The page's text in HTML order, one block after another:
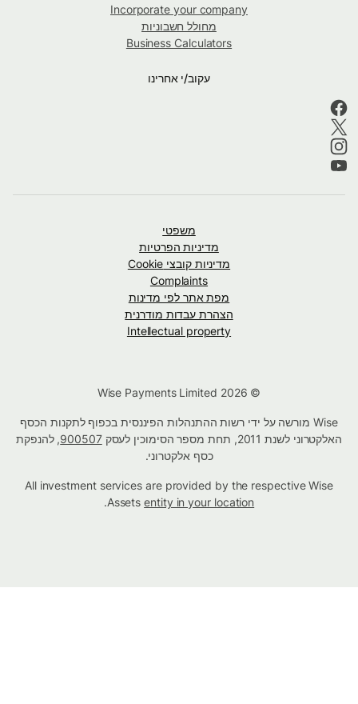
Incorporate your company
מחולל חשבוניות
Business Calculators
עקוב/י אחרינו
משפטי
מדיניות הפרטיות
מדיניות קובצי Cookie
Complaints
מפת אתר לפי מדינות
הצהרת עבדות מודרנית
Intellectual property
Wise מורשה על ידי רשות ההתנהלות הפיננסית בכפוף לתקנות הכסף
האלקטרוני לשנת 2011, תחת מספר הסימוכין לעסק
900507, להנפקת
כסף אלקטרוני.
All investment services are provided by the respective Wise
Assetsentity in your location
.